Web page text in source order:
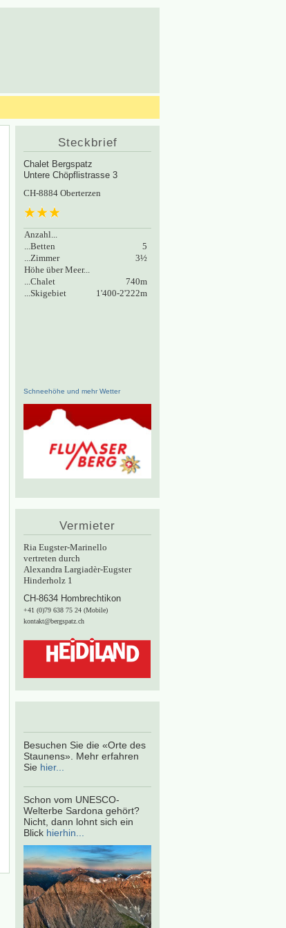
Steckbrief
Chalet Bergspatz
Untere Chöpflistrasse 3
CH-8884 Oberterzen
Anzahl...
...Betten
5
...Zimmer
3½
Höhe über Meer...
...Chalet
740m
...Skigebiet
1'400-2'222m
Schneehöhe und mehr Wetter
Vermieter
Ria Eugster-Marinello
vertreten durch
Alexandra Largiadèr-Eugster
Hinderholz 1
CH-8634 Hombrechtikon
+41 (0)79 638 75 24 (Mobile)
kontakt@bergspatz.ch
Besuchen Sie die «Orte des
Staunens». Mehr erfahren
Sie hier...
Schon vom UNESCO-
Welterbe Sardona gehört?
Nicht, dann lohnt sich ein
Blick hierhin...